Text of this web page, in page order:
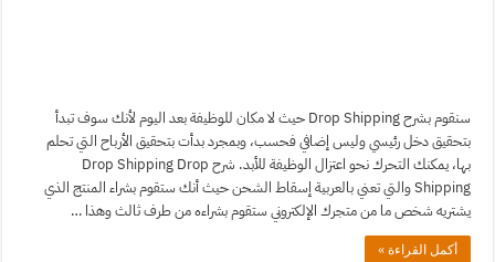
سنقوم بشرح Drop Shipping حيث لا مكان للوظيفة بعد اليوم لأنك سوف تبدأ
بتحقيق دخل رئيسي وليس إضافي فحسب، وبمجرد بدأت بتحقيق الأرباح التي تحلم
بها، يمكنك التحرك نحو اعتزال الوظيفة للأبد. شرح Drop Shipping Drop
Shipping والتي تعني بالعربية إسقاط الشحن حيث أنك ستقوم بشراء المنتج الذي
يشتريه شخص ما من متجرك الإلكتروني ستقوم بشراءه من طرف ثالث وهذا …
أكمل القراءة »